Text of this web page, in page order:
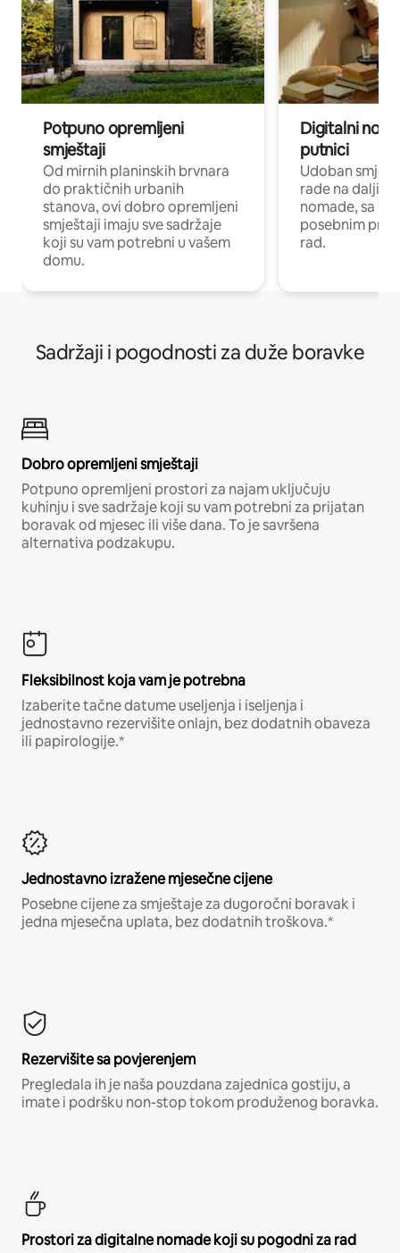
Potpuno opremljeni
smještaji
Od mirnih planinskih brvnara
do praktičnih urbanih
stanova, ovi dobro opremljeni
smještaji imaju sve sadržaje
koji su vam potrebni u vašem
domu.
Digitalni
putnici
Udoban
rade na
nomade, sa
posebnim
rad.
Sadržaji i pogodnosti za duže boravke
Dobro opremljeni smještaji
Potpuno opremljeni prostori za najam uključuju
kuhinju i sve sadržaje koji su vam potrebni za prijatan
boravak od mjesec ili više dana. To je savršena
alternativa podzakupu.
Fleksibilnost koja vam je potrebna
Izaberite tačne datume useljenja i iseljenja i
jednostavno rezervišite onlajn, bez dodatnih obaveza
ili papirologije.*
Jednostavno izražene mjesečne cijene
Posebne cijene za smještaje za dugoročni boravak i
jedna mjesečna uplata, bez dodatnih troškova.*
Rezervišite sa povjerenjem
Pregledala ih je naša pouzdana zajednica gostiju, a
imate i podršku non-stop tokom produženog boravka.
Prostori za digitalne nomade koji su pogodni za rad